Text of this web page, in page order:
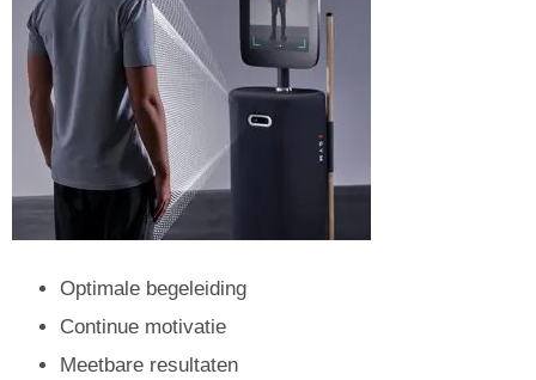
Optimale begeleiding
Continue motivatie
Meetbare resultaten